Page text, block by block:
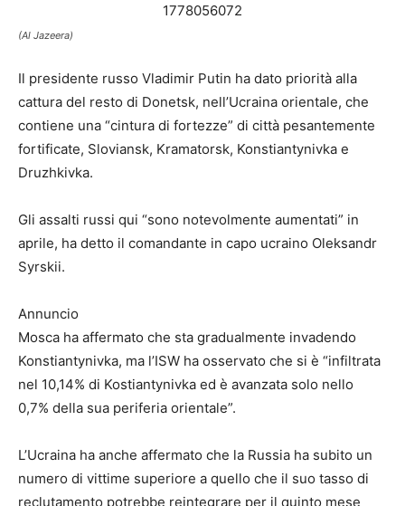
(Al Jazeera)
Il presidente russo Vladimir Putin ha dato priorità alla
cattura del resto di Donetsk, nell’Ucraina orientale, che
contiene una “cintura di fortezze” di città pesantemente
fortificate, Sloviansk, Kramatorsk, Konstiantynivka e
Druzhkivka.
Gli assalti russi qui “sono notevolmente aumentati” in
aprile, ha detto il comandante in capo ucraino Oleksandr
Syrskii.
Annuncio
Mosca ha affermato che sta gradualmente invadendo
Konstiantynivka, ma l’ISW ha osservato che si è “infiltrata
nel 10,14% di Kostiantynivka ed è avanzata solo nello
0,7% della sua periferia orientale”.
L’Ucraina ha anche affermato che la Russia ha subito un
numero di vittime superiore a quello che il suo tasso di
reclutamento potrebbe reintegrare per il quinto mese